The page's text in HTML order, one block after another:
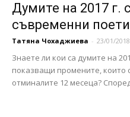
Думите на 2017 г.
съвременни поети
Татяна Чохаджиева - 23/01/2018
Знаете ли кои са думите на
показващи промените, които
отминалите 12 месеца?